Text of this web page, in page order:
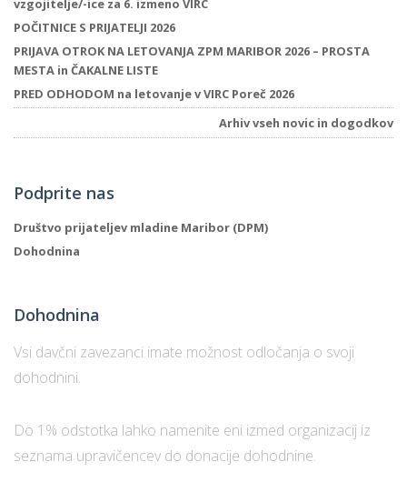
vzgojitelje/-ice za 6. izmeno VIRC
POČITNICE S PRIJATELJI 2026
PRIJAVA OTROK NA LETOVANJA ZPM MARIBOR 2026 – PROSTA
MESTA in ČAKALNE LISTE
PRED ODHODOM na letovanje v VIRC Poreč 2026
Arhiv vseh novic in dogodkov
Podprite nas
Društvo prijateljev mladine Maribor (DPM)
Dohodnina
Dohodnina
Vsi davčni zavezanci imate možnost odločanja o svoji
dohodnini.
Do 1% odstotka lahko namenite eni izmed organizacij iz
seznama upravičencev do donacije dohodnine.